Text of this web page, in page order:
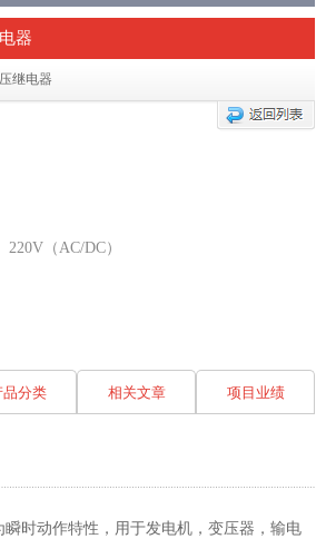
器
继电器
（AC/DC）
品分类 相关文章 项目业绩
瞬时动作特性，用于发电机，变压器，输电